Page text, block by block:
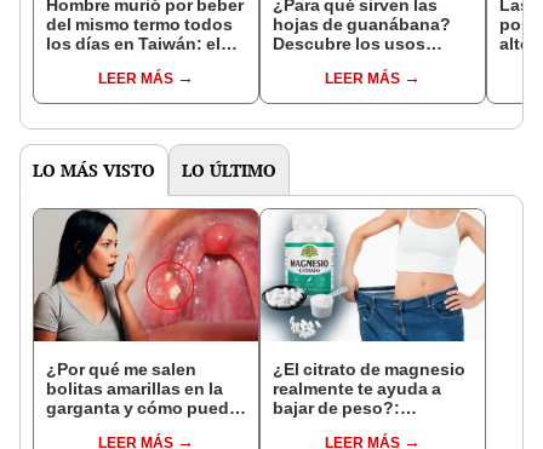
Hombre murió por beber
del mismo termo todos
los días en Taiwán: el
envase le provocó
neumonía
LEER MÁS
¿Para qué sirven las
hojas de guanábana?
Descubre los usos
planta medicinal
LEER MÁS
Las
LO MÁS VISTO LO ÚLTIMO
¿Por qué me salen
bolitas amarillas en la
garganta y cómo puedo
LEER MÁS
¿El citrato de magnesio
realmente te ayuda a
bajar de peso?:
LEER MÁS